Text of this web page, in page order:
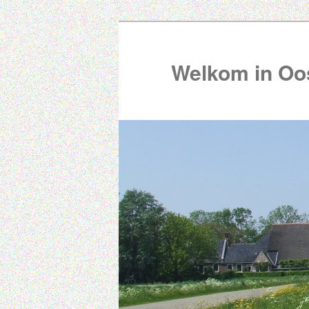
Welkom in